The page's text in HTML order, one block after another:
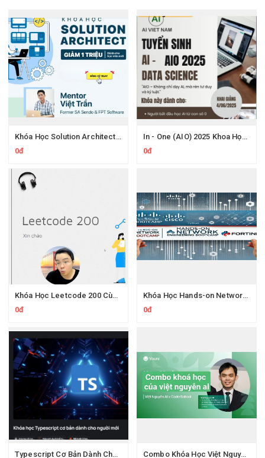
Khóa Học Solution Architect 200Lab – Thiết Kế Hệ Thống Microservices & System Design
0đ
In - One (AIO) 2025 Khoa Học Dữ Liệu Và Trí Tuệ Nhân Tạo Mới Nhất
0đ
Khóa Học Leetcode 200 Cùng Protonx Luyện thuật toán với chuyên gia
0đ
Khóa Học Hands-on Network Engineering CCNA Thực Chiến Kỹ Sư Mạng
0đ
Typescript Cơ Bản Dành Cho Người Mới Cùng Evondev Combo Khóa Học Việt Nguyễn AI